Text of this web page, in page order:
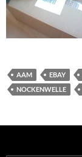
AAM EBAY
NOCKENWELLE